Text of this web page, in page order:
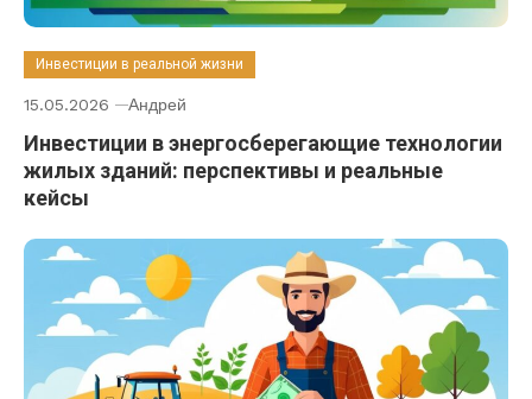
Инвестиции в реальной жизни
15.05.2026 Андрей
Инвестиции в энергосберегающие технологии
жилых зданий: перспективы и реальные
кейсы